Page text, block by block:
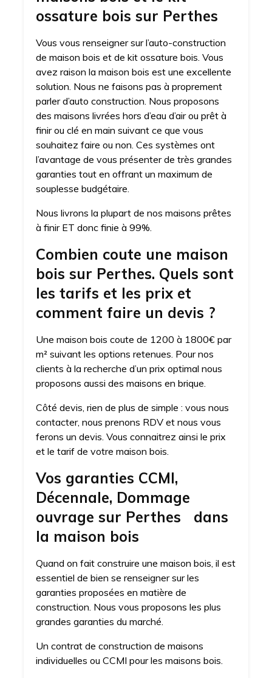
ossature bois sur Perthes
Vous vous renseigner sur l’auto-construction
de maison bois et de kit ossature bois. Vous
avez raison la maison bois est une excellente
solution. Nous ne faisons pas à proprement
parler d’auto construction. Nous proposons
des maisons livrées hors d’eau d’air ou prêt à
finir ou clé en main suivant ce que vous
souhaitez faire ou non. Ces systèmes ont
l’avantage de vous présenter de très grandes
garanties tout en offrant un maximum de
souplesse budgétaire.
Nous livrons la plupart de nos maisons prêtes
à finir ET donc finie à 99%.
Combien coute une maison
bois sur Perthes. Quels sont
les tarifs et les prix et
comment faire un devis ?
Une maison bois coute de 1200 à 1800€ par
m² suivant les options retenues. Pour nos
clients à la recherche d’un prix optimal nous
proposons aussi des maisons en brique.
Côté devis, rien de plus de simple : vous nous
contacter, nous prenons RDV et nous vous
ferons un devis. Vous connaitrez ainsi le prix
et le tarif de votre maison bois.
Vos garanties CCMI,
Décennale, Dommage
ouvrage sur Perthes dans
la maison bois
Quand on fait construire une maison bois, il est
essentiel de bien se renseigner sur les
garanties proposées en matière de
construction. Nous vous proposons les plus
grandes garanties du marché.
Un contrat de construction de maisons
individuelles ou CCMI pour les maisons bois.